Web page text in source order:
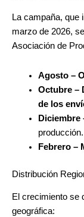
La campaña, que
marzo de 2026,
Asociación de
Agosto –
Octubre –
de los
Diciembre
producción.
Febrero –
Distribución
El crecimiento se
geográfica: